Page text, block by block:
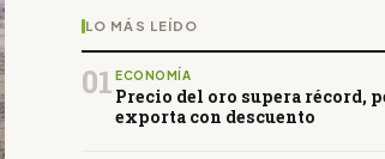
LO MÁS LEÍDO
01 ECONOMÍA
Precio del oro supera récord,
exporta con descuento